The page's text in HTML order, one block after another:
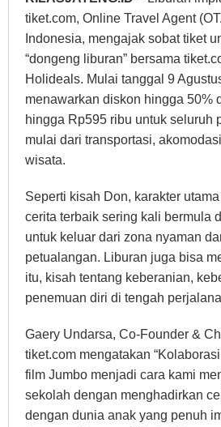
tiket.com, Online Travel Agent
Indonesia, mengajak sobat tiket
“dongeng liburan” bersama
Holideals. Mulai tanggal 9
menawarkan diskon hingga 50%
hingga Rp595 ribu untuk seluruh
mulai dari transportasi,
wisata.
Seperti kisah Don, karakter
cerita terbaik sering kali bermula
untuk keluar dari zona nyaman
petualangan. Liburan juga bisa
itu, kisah tentang keberanian,
penemuan diri di tengah
Gaery Undarsa, Co-Founder &
tiket.com mengatakan
film Jumbo menjadi cara kami
sekolah dengan menghadirkan
dengan dunia anak yang penuh